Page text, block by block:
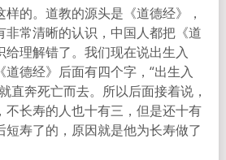
的。道教的源头是《道德经》，
非常清晰的认识，中国人都把《道
理解错了。我们现在说出生入
德经》后面有四个字，“出生入
直奔死亡而去。所以后面接着说，
不长寿的人也十有三，但是还十有
寿了的，原因就是他为长寿做了